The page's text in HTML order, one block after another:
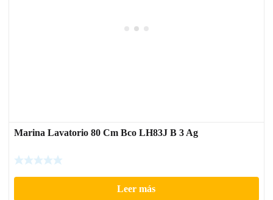
Marina Lavatorio 80 Cm Bco LH83J B 3 Ag
Leer más